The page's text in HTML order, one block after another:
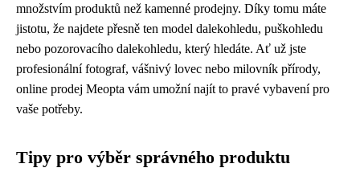
množstvím produktů než kamenné prodejny. Díky tomu máte
jistotu, že najdete přesně ten model dalekohledu, puškohledu
nebo pozorovacího dalekohledu, který hledáte. Ať už jste
profesionální fotograf, vášnivý lovec nebo milovník přírody,
online prodej Meopta vám umožní najít to pravé vybavení pro
vaše potřeby.
Tipy pro výběr správného produktu